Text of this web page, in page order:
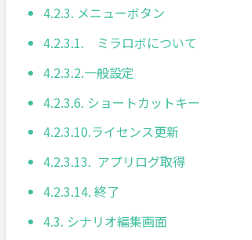
4.2.3. メニューボタン
4.2.3.1. ミラロボについて
4.2.3.2.一般設定
4.2.3.6. ショートカットキー
4.2.3.10.ライセンス更新
4.2.3.13. アプリログ取得
4.2.3.14. 終了
4.3. シナリオ編集画面